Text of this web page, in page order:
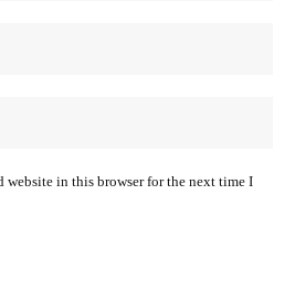
website in this browser for the next time I